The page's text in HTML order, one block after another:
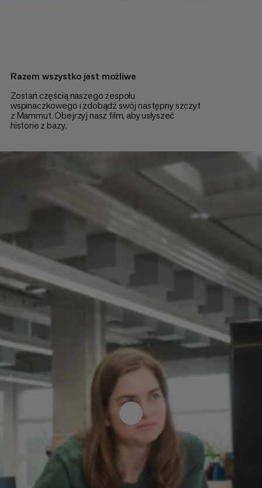
Razem wszystko jest możliwe
Zostań częścią naszego zespołu
wspinaczkowego i zdobądź swój następny szczyt
z Mammut. Obejrzyj nasz film, aby usłyszeć
historie z bazy.